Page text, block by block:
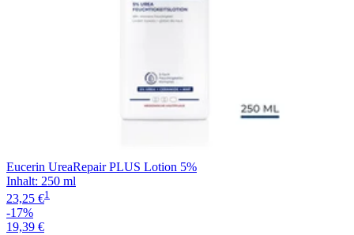
Eucerin UreaRepair PLUS Lotion 5%
Inhalt: 250 ml
23,25 €1
-17%
19,39 €